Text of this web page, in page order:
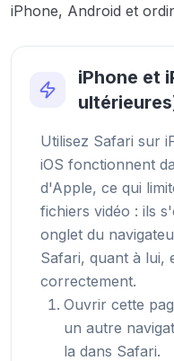
iPhone, Android et
iPhone et
Utilisez Safari sur
iOS fonctionnent
d'Apple, ce qui
fichiers vidéo : ils
onglet du
Safari, quant à lui,
correctement.
Ouvrir cette
un autre
la dans Safari.